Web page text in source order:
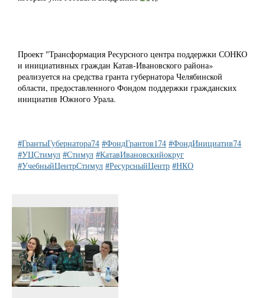
Проект "Трансформация Ресурсного центра поддержки СОНКО
и инициативных граждан Катав-Ивановского района»
реализуется на средства гранта губернатора Челябинской
области, предоставленного Фондом поддержки гражданских
инициатив Южного Урала.
#ГрантыГубернатора74 #ФондГрантов174 #ФондИнициатив74
#УЦСтимул #Стимул #КатавИвановскийокруг
#УчебныйЦентрСтимул #РесурсныйЦентр #НКО